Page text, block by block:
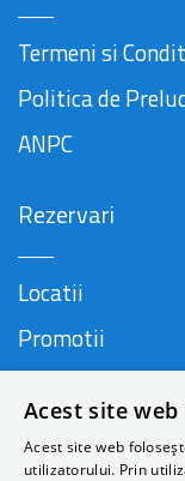
Termeni si
Politica de
ANPC
Rezervari
Locatii
Promotii
Companie
Acest site
Acest site web
utilizatorului. Prin